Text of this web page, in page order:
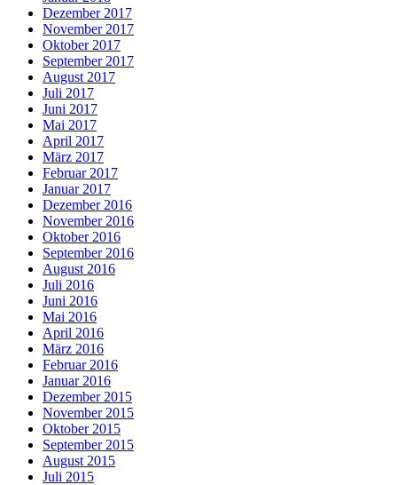
Dezember 2017
November 2017
Oktober 2017
September 2017
August 2017
Juli 2017
Juni 2017
Mai 2017
April 2017
März 2017
Februar 2017
Januar 2017
Dezember 2016
November 2016
Oktober 2016
September 2016
August 2016
Juli 2016
Juni 2016
Mai 2016
April 2016
März 2016
Februar 2016
Januar 2016
Dezember 2015
November 2015
Oktober 2015
September 2015
August 2015
Juli 2015